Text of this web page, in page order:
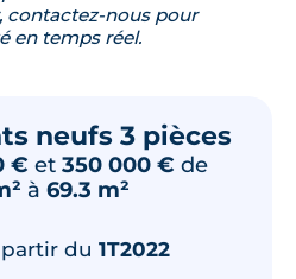
nous pour
en temps réel.
neufs 3 pièces
€ et 350 000 € de
à 69.3 m²
du 1T2022